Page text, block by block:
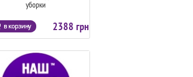
уборки
2388 грн